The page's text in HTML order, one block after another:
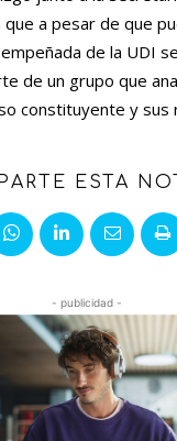
que a pesar de que
de la UDI
de un grupo que
constituyente y sus
ESTA
- publicidad -